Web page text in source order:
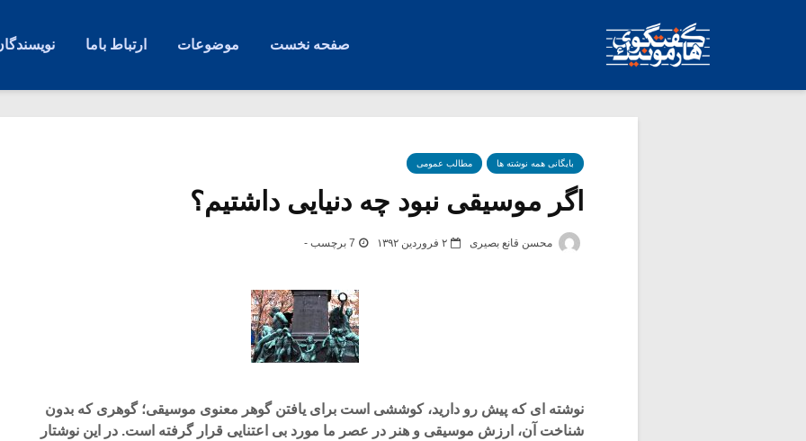
صفحه نخست موضوعات ارتباط باما
بایگانی همه نوشته ها مطالب عمومی
اگر موسیقی نبود چه دنیایی داشتیم؟
محسن قانع بصیری ۲ فروردین ۱۳۹۲ 7 برچسب -
نوشته ای که پیش رو دارید، کوششی است برای یافتن گوهر معنوی موسیقی؛ گوهری که بدون
شناخت آن، ارزش موسیقی و هنر در عصر ما مورد بی اعتنایی قرار گرفته است. در این نوشتار